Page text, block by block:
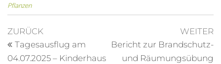
Pflanzen
ZURÜCK
Tagesausflug am
04.07.2025 – Kinderhaus
WEITER
Bericht zur Brandschutz-
und Räumungsübung